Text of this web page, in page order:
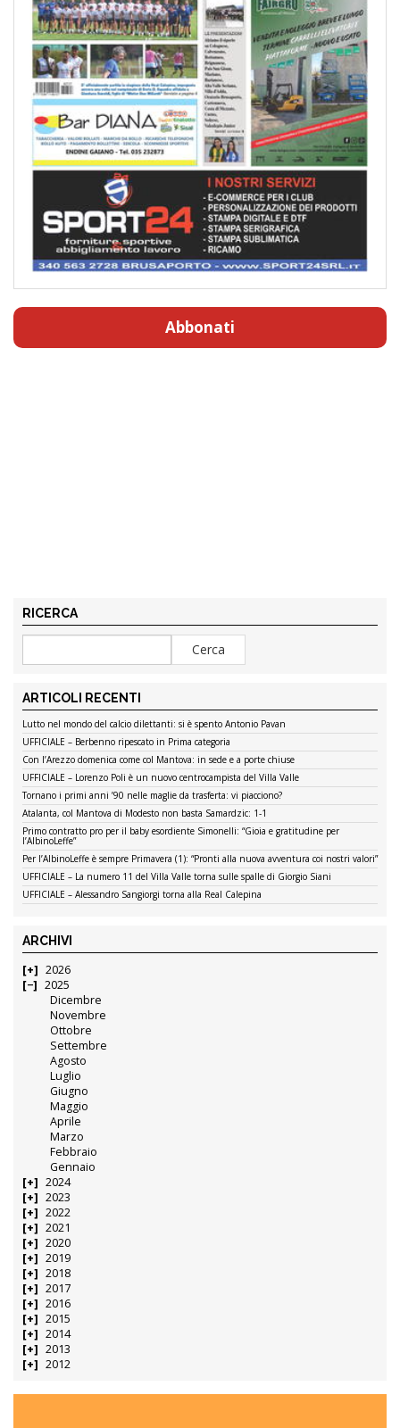
Abbonati
RICERCA
ARTICOLI RECENTI
Lutto nel mondo del calcio dilettanti: si è spento Antonio Pavan
UFFICIALE – Berbenno ripescato in Prima categoria
Con l’Arezzo domenica come col Mantova: in sede e a porte chiuse
UFFICIALE – Lorenzo Poli è un nuovo centrocampista del Villa Valle
Tornano i primi anni ’90 nelle maglie da trasferta: vi piacciono?
Atalanta, col Mantova di Modesto non basta Samardzic: 1-1
Primo contratto pro per il baby esordiente Simonelli: “Gioia e gratitudine per
l’AlbinoLeffe”
Per l’AlbinoLeffe è sempre Primavera (1): “Pronti alla nuova avventura coi nostri valori”
UFFICIALE – La numero 11 del Villa Valle torna sulle spalle di Giorgio Siani
UFFICIALE – Alessandro Sangiorgi torna alla Real Calepina
ARCHIVI
2026
2025
Dicembre
Novembre
Ottobre
Settembre
Agosto
Luglio
Giugno
Maggio
Aprile
Marzo
Febbraio
Gennaio
2024
2023
2022
2021
2020
2019
2018
2017
2016
2015
2014
2013
2012